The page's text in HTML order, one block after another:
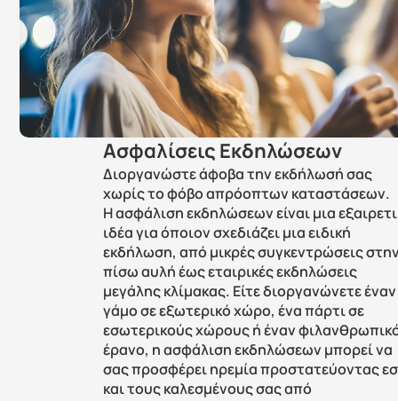
Ασφαλίσεις Εκδηλώσεων
Διοργανώστε άφοβα την εκδήλωσή σας
χωρίς το φόβο απρόοπτων καταστάσεων.
Η ασφάλιση εκδηλώσεων είναι μια
ιδέα για όποιον σχεδιάζει μια ειδική
εκδήλωση, από μικρές συγκεντρώσεις
πίσω αυλή έως εταιρικές εκδηλώσεις
μεγάλης κλίμακας. Είτε διοργανώνετε έναν
γάμο σε εξωτερικό χώρο, ένα πάρτι σε
εσωτερικούς χώρους ή έναν
έρανο, η ασφάλιση εκδηλώσεων μπορεί να
σας προσφέρει ηρεμία προστατεύοντας
και τους καλεσμένους σας από